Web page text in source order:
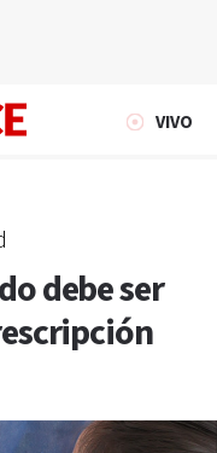
VIVO
debe ser